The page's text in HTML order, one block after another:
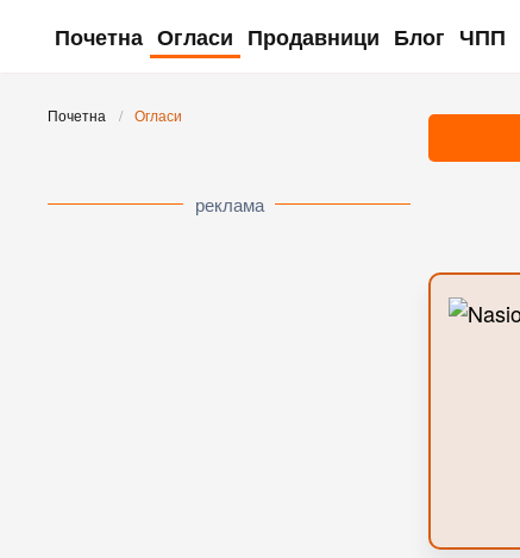
Skip to main content
Почетна Огласи Продавници Блог ЧПП
Почетна Огласи
реклама